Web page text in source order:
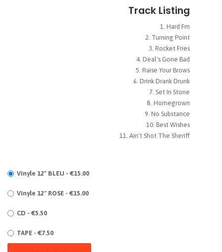
Track Listing
Hard Fm
Turning Point
Rocket Fries
Deal's Gone Bad
Raise Your Brows
Drink Drank Drunk
Set In Stone
Homegrown
No Substance
Best Wishes
Ain't Shot The Sheriff
Vinyle 12" BLEU - €15.00
Vinyle 12" ROSE - €15.00
CD - €5.50
TAPE - €7.50